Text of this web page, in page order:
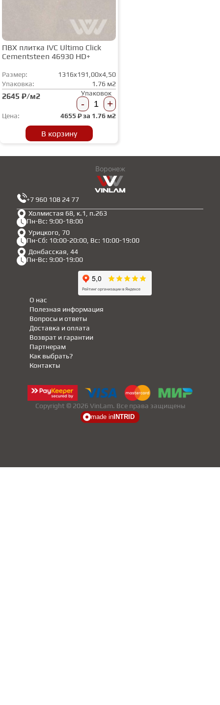
ПВХ плитка IVC Ultimo Сlick
Cementsteen 46930 HD+
Размер:
1316x191,00x4,50
Упаковка:
1.76 м2
2645 ₽/м2 Упаковок
- +
Цена: 4655 ₽ за 1.76 м2
В корзину
Воронеж
Холмистая 68, к.1, п.263
Пн-Вс: 9:00-18:00
Урицкого, 70
Пн-Сб: 10:00-20:00, Вс: 10:00-19:00
Донбасская, 44
Пн-Вс: 9:00-19:00
+7 960 108 24 77
Полезная информация
Партнерам
Вопросы и ответы
Доставка и оплата
Возврат и гарантии
Как выбрать?
О нас
Контакты
Copyright © 2026 VinLam. Все права защищены
made in INTRID